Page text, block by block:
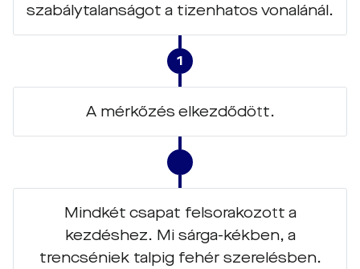
szabálytalanságot a tizenhatos vonalánál.
1
A mérkőzés elkezdődött.
Mindkét csapat felsorakozott a
kezdéshez. Mi sárga-kékben, a
trencséniek talpig fehér szerelésben.